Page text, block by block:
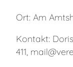
Ort: Am
Kontakt:
411,